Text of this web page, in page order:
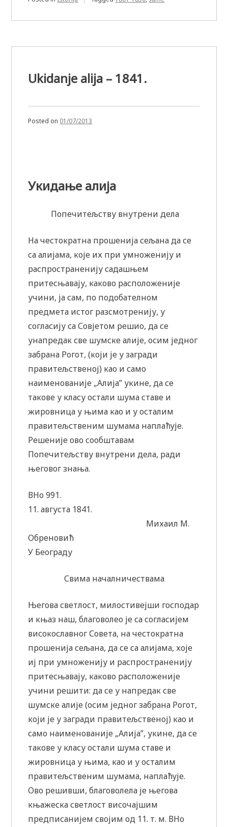
Ukidanje alija – 1841.
Posted on 01/07/2013
Укидање алија
Попечитељству внутрени дела
На честократна прошенија сељана да се
са алијама, које их при умноженију и
распространенију садашњем
притесњавају, каково расположеније
учини, ја сам, по подобателном
предмета истог разсмотренију, у
согласију са Совјетом решио, да се
унапредак све шумске алије, осим једног
забрана Рогот, (који је у загради
правитељственој) као и само
наименованије „Алија” укине, да се
такове у класу остали шума ставе и
жировница у њима као и у осталим
правитељственим шумама наплаћује.
Решеније ово сообштавам
Попечитељству внутрени дела, ради
његовог знања.
ВНо 991.
11. августа 1841.
Михаил М.
Обреновић
У Београду
Свима началничествама
Његова светлост, милостивејши господар
и књаз наш, благоволео је са согласијем
високославног Совета, на честократна
прошенија сељана, да се са алијама, хоје
иј при умноженију и распространенију
притесњавају, каково расположеније
учини решити: да се у напредак све
шумске алије (осим једног забрана Рогот,
који је у загради правитељственој) као и
само наименованије „Алија”, укине, да се
такове у класу остали шума ставе и
жировница у њима, као и у осталим
правитељственим шумама, наплаћује.
Ово решивши, благоволела је његова
књажеска светлост височајшим
предписанијем својим од 11. т. м. ВНо